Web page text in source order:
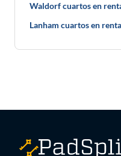
Waldorf cuartos en
Lanham cuartos en renta